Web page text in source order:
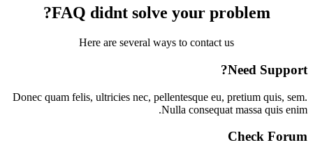
FAQ didnt solve your problem?
Here are several ways to contact us
Need Support?
Donec quam felis, ultricies nec, pellentesque eu, pretium quis, sem.
Nulla consequat massa quis enim.
Check Forum